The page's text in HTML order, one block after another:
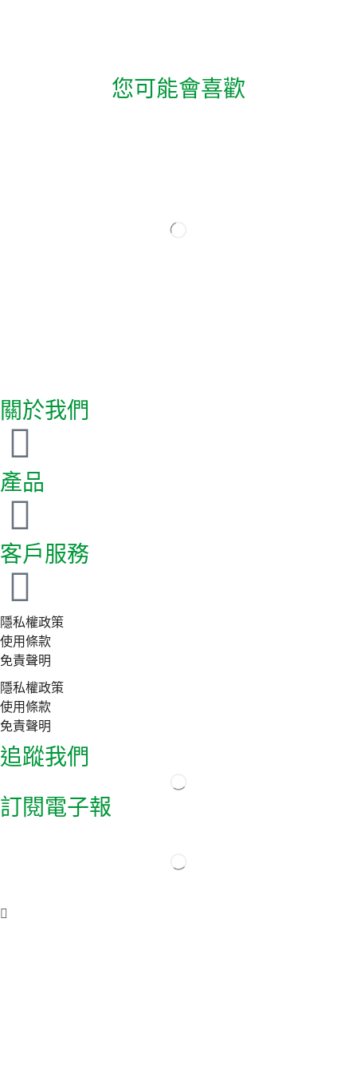
您可能會喜歡
關於我們
產品
客戶服務
隱私權政策
使用條款
免責聲明
隱私權政策
使用條款
免責聲明
追蹤我們
訂閱電子報